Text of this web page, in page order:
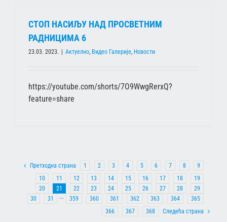
СТОП НАСИЉУ НАД ПРОСВЕТНИМ
РАДНИЦИМА 6
23.03. 2023. Актуелно, Видео Галерије, Новости
https://youtube.com/shorts/7O9WwgRerxQ?
feature=share
Претходна страна 1 2 3 4 5 6 7 8
9
10
11 12 13 14 15 16 17 18
19
20
21 22 23 24 25 26 27 28
29
30
31 ··· 359 360 361 362 363 364
365
366
367 368 Следећа страна